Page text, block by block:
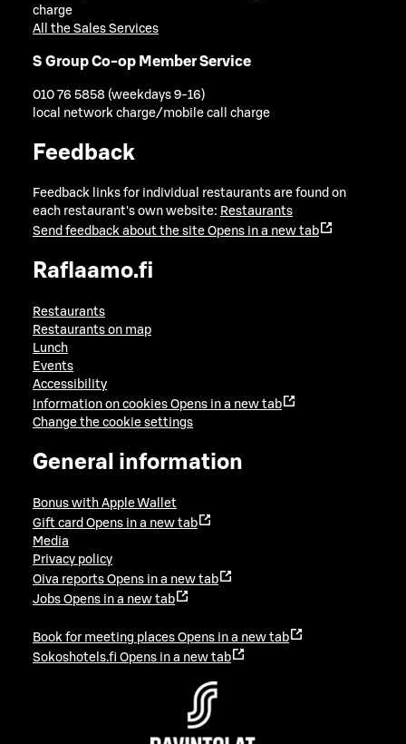
charge
All the Sales Services
S Group Co-op Member Service
010 76 5858 (weekdays 9-16)
local network charge/mobile call charge
Feedback
Feedback links for individual restaurants are found on
each restaurant's own website: Restaurants
Send feedback about the site Opens in a new tab
Raflaamo.fi
Restaurants
Restaurants on map
Lunch
Events
Accessibility
Information on cookies Opens in a new tab
Change the cookie settings
General information
Bonus with Apple Wallet
Gift card Opens in a new tab
Media
Privacy policy
Oiva reports Opens in a new tab
Jobs Opens in a new tab
Book for meeting places Opens in a new tab
Sokoshotels.fi Opens in a new tab